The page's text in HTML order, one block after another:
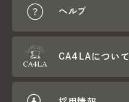
ヘルプ
CA4LAについて